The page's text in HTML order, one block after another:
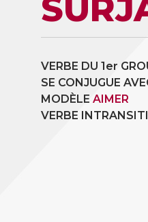
VERBE DU 1er
SE CONJUGUE
MODÈLE AIMER
VERBE